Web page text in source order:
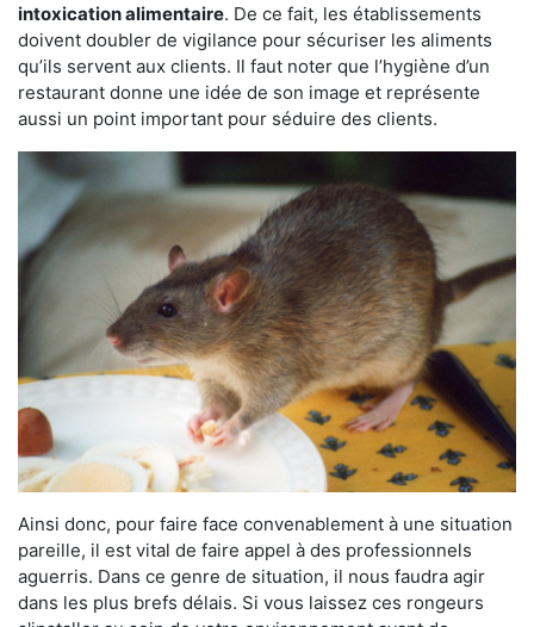
intoxication alimentaire. De ce fait, les établissements
doivent doubler de vigilance pour sécuriser les aliments
qu’ils servent aux clients. Il faut noter que l’hygiène d’un
restaurant donne une idée de son image et représente
aussi un point important pour séduire des clients.
Ainsi donc, pour faire face convenablement à une situation
pareille, il est vital de faire appel à des professionnels
aguerris. Dans ce genre de situation, il nous faudra agir
dans les plus brefs délais. Si vous laissez ces rongeurs